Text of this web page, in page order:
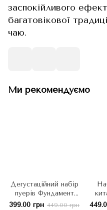
заспокійливого
багатовікової
чаю.
Ми рекомендуємо
Дегустаційний набір
пуерів Фундамент
Мудрості 4 вида
399.00 грн 449.00 грн